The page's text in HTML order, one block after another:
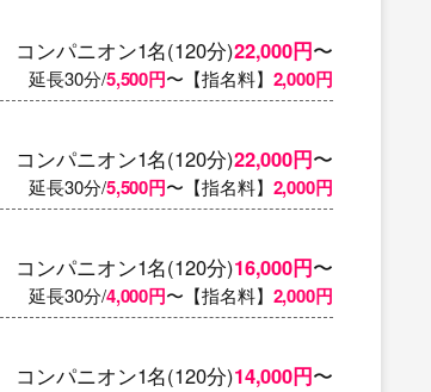
コンパニオン1名(120分)22,000円〜
延長30分/5,500円〜【指名料】 2,000円
コンパニオン1名(120分)22,000円〜
延長30分/5,500円〜【指名料】 2,000円
コンパニオン1名(120分)16,000円〜
延長30分/4,000円〜【指名料】 2,000円
コンパニオン1名(120分)14,000円〜